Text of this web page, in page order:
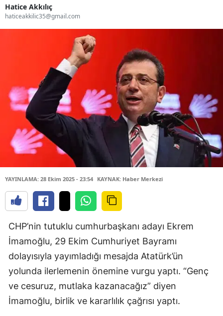
Hatice Akkılıç
haticeakkilic35@gmail.com
YAYINLAMA: 28 Ekim 2025 - 23:54 KAYNAK: Haber Merkezi
CHP’nin tutuklu cumhurbaşkanı adayı Ekrem
İmamoğlu, 29 Ekim Cumhuriyet Bayramı
dolayısıyla yayımladığı mesajda Atatürk’ün
yolunda ilerlemenin önemine vurgu yaptı. “Genç
ve cesuruz, mutlaka kazanacağız” diyen
İmamoğlu, birlik ve kararlılık çağrısı yaptı.